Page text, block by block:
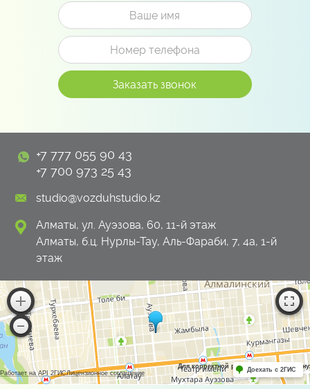
+7 777 055 90 43
+7 700 973 25 43
studio@vozduhstudio.kz
Алматы, ул. Ауэзова, 60, 11-й этаж
Алматы, б.ц. Нурлы-Тау, Аль-Фараби, 7, 4а, 1-й
этаж
Работает на API 2ГИСЛицензионное соглашение
Для корректной работы Raster JS API
Доехать с 2ГИС